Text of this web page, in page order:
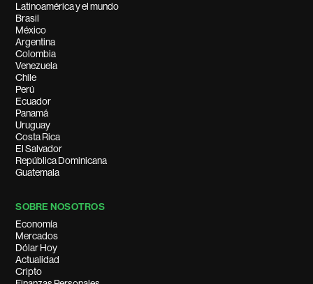
Latinoamérica y el mundo
Brasil
México
Argentina
Colombia
Venezuela
Chile
Perú
Ecuador
Panamá
Uruguay
Costa Rica
El Salvador
República Dominicana
Guatemala
SOBRE NOSOTROS
Economía
Mercados
Dólar Hoy
Actualidad
Cripto